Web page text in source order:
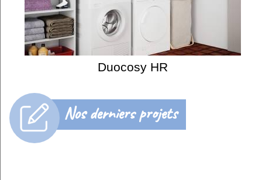
Duocosy HR
Nos derniers projets